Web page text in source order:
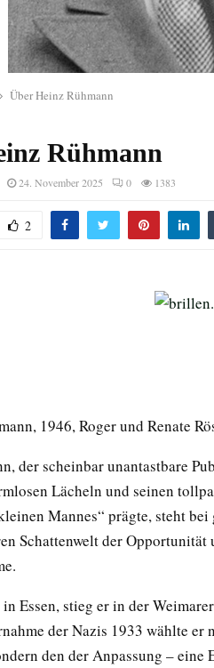
Über Heinz Rühmann
Rühmann
24. November 2025 0 1383
2
1946, Roger und Renate
der scheinbar unantastbare
Lächeln und seinen
Mannes“ prägte, steht
Schattenwelt der
Essen, stieg er in der
der Nazis 1933 wählte er
den der Anpassung –